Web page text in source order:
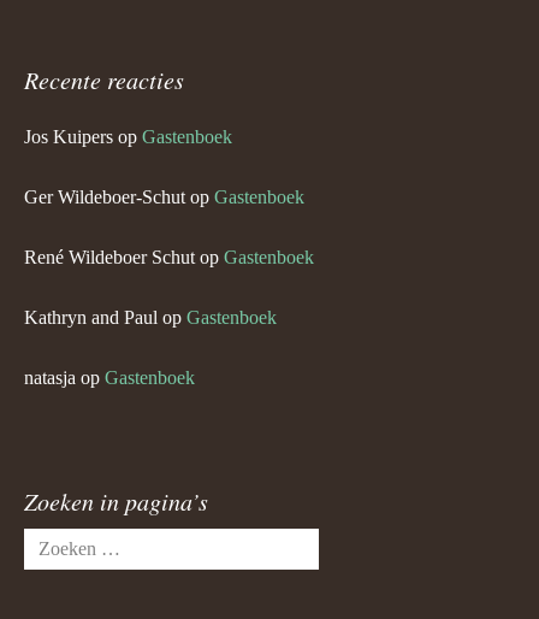
Recente reacties
Jos Kuipers op Gastenboek
Ger Wildeboer-Schut op Gastenboek
René Wildeboer Schut op Gastenboek
Kathryn and Paul op Gastenboek
natasja op Gastenboek
Zoeken in pagina’s
Zoeken
naar: